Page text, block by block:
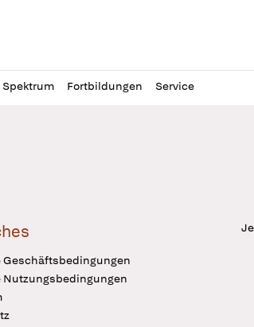
Spektrum Fortbildungen Service
Geschäftsbedingungen
Nutzungsbedingungen